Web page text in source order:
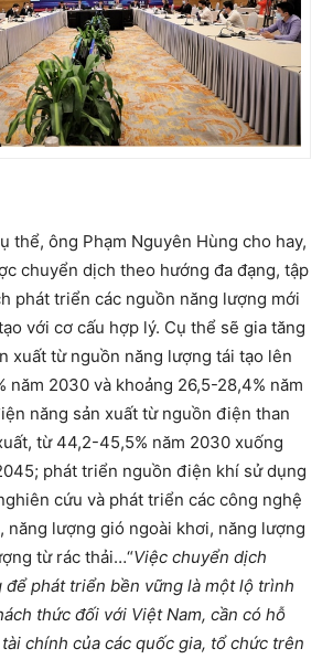
thể, ông Phạm Nguyên Hùng cho hay,
chuyển dịch theo hướng đa đạng, tập
phát triển các nguồn năng lượng mới
với cơ cấu hợp lý. Cụ thể sẽ gia tăng
xuất từ nguồn năng lượng tái tạo lên
năm 2030 và khoảng 26,5-28,4% năm
năng sản xuất từ nguồn điện than
từ 44,2-45,5% năm 2030 xuống
phát triển nguồn điện khí sử dụng
cứu và phát triển các công nghệ
năng lượng gió ngoài khơi, năng lượng
từ rác thải…“Việc chuyển dịch
để phát triển bền vững là một lộ trình
thức đối với Việt Nam, cần có hỗ
chính của các quốc gia, tổ chức trên